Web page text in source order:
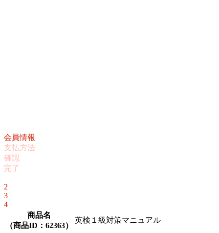
会員情報
支払方法
確認
完了
2
3
4
商品名
（商品ID：62363）
英検１級対策マニュアル